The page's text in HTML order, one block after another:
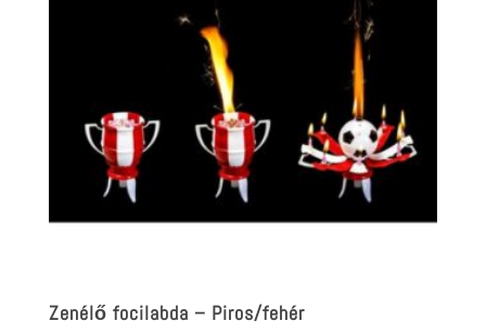
Zenélő focilabda – Piros/fehér